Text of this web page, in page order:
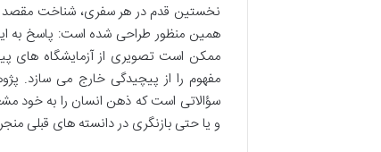
نخستین قدم در هر سفری، شناخت مقصد
همین منظور طراحی شده است: پاسخ به
ممکن است تصویری از آزمایشگاه های
مفهوم را از پیچیدگی خارج می سازد.
سؤالاتی است که ذهن انسان را به
و یا حتی بازنگری در دانسته های قبلی